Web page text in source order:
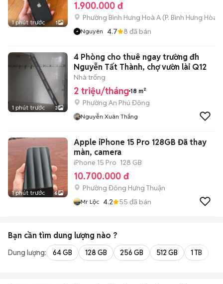
1 phút trước 1
1.900.000 đ
Phường Bình Hưng Hoà A (P. Bình Hưng Hòa
Nguyên 4.7 8 đã bán
1 phút trước 3
4 Phòng cho thuê ngay trường đh
Nguyễn Tất Thành, chợ vườn lài Q12
Nhà trống
2 triệu/tháng 18 m²
Phường An Phú Đông
Nguyễn Xuân Thắng
1 phút trước 6
Apple iPhone 15 Pro 128GB Đã thay
màn, camera
iPhone 15 Pro 128 GB
10.700.000 đ
Phường Đông Hưng Thuận
Mr Lộc 4.2 55 đã bán
Bạn cần tìm dung lượng nào ?
Dung lượng: 64 GB 128 GB 256 GB 512 GB 1 TB